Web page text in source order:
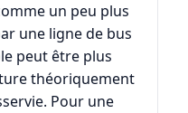
un peu plus
une ligne de bus
peut être plus
théoriquement
Pour une